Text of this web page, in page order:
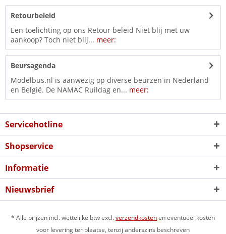
Retourbeleid
Een toelichting op ons Retour beleid Niet blij met uw
aankoop? Toch niet blij... meer:
Beursagenda
Modelbus.nl is aanwezig op diverse beurzen in Nederland
en België. De NAMAC Ruildag en... meer:
Servicehotline
Shopservice
Informatie
Nieuwsbrief
* Alle prijzen incl. wettelijke btw excl.verzendkostenen eventueel kosten
voor levering ter plaatse, tenzij anderszins beschreven